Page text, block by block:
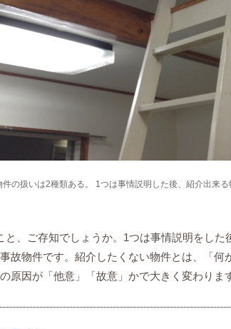
の扱いは2種類ある。 1つは事情説明した後、紹介出来
と、ご存知でしょうか。1つは事情説明をした
故物件です。紹介したくない物件とは、「何
原因が「他意」「故意」かで大きく変わりま